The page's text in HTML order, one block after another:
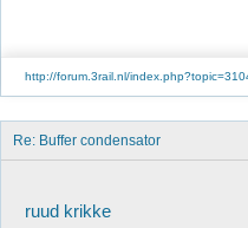
http://forum.3rail.nl/
Re: Buffer condensator
ruud krikke